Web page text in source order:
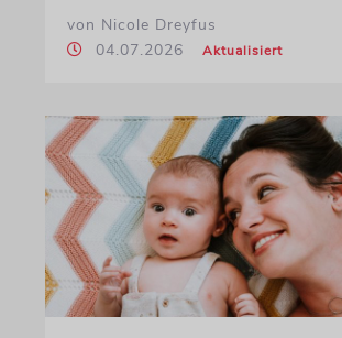
von Nicole Dreyfus
04.07.2026
Aktualisiert